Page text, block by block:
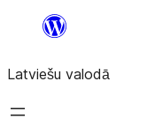
Pāriet
saturu
Latviešu valodā